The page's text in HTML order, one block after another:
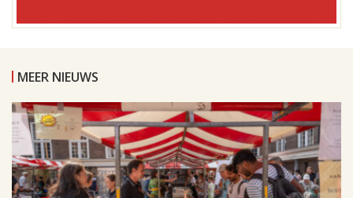
MEER NIEUWS